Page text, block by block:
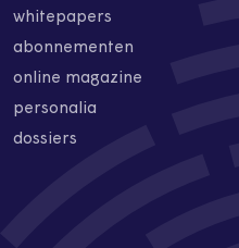
whitepapers
abonnementen
online magazine
personalia
dossiers